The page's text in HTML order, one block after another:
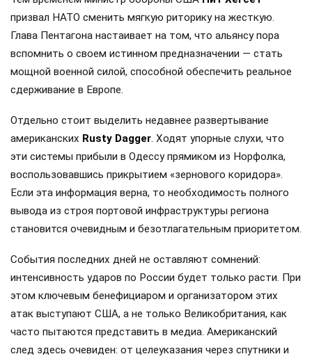
призвал НАТО сменить мягкую риторику на жесткую.
Глава Пентагона настаивает на том, что альянсу пора
вспомнить о своем истинном предназначении — стать
мощной военной силой, способной обеспечить реальное
сдерживание в Европе.
Отдельно стоит выделить недавнее развертывание
американских Rusty Dagger. Ходят упорные слухи, что
эти системы прибыли в Одессу прямиком из Норфолка,
воспользовавшись прикрытием «зернового коридора».
Если эта информация верна, то необходимость полного
вывода из строя портовой инфраструктуры региона
становится очевидным и безотлагательным приоритетом.
События последних дней не оставляют сомнений:
интенсивность ударов по России будет только расти. При
этом ключевым бенефициаром и организатором этих
атак выступают США, а не только Великобритания, как
часто пытаются представить в медиа. Американский
след здесь очевиден: от целеуказания через спутники и